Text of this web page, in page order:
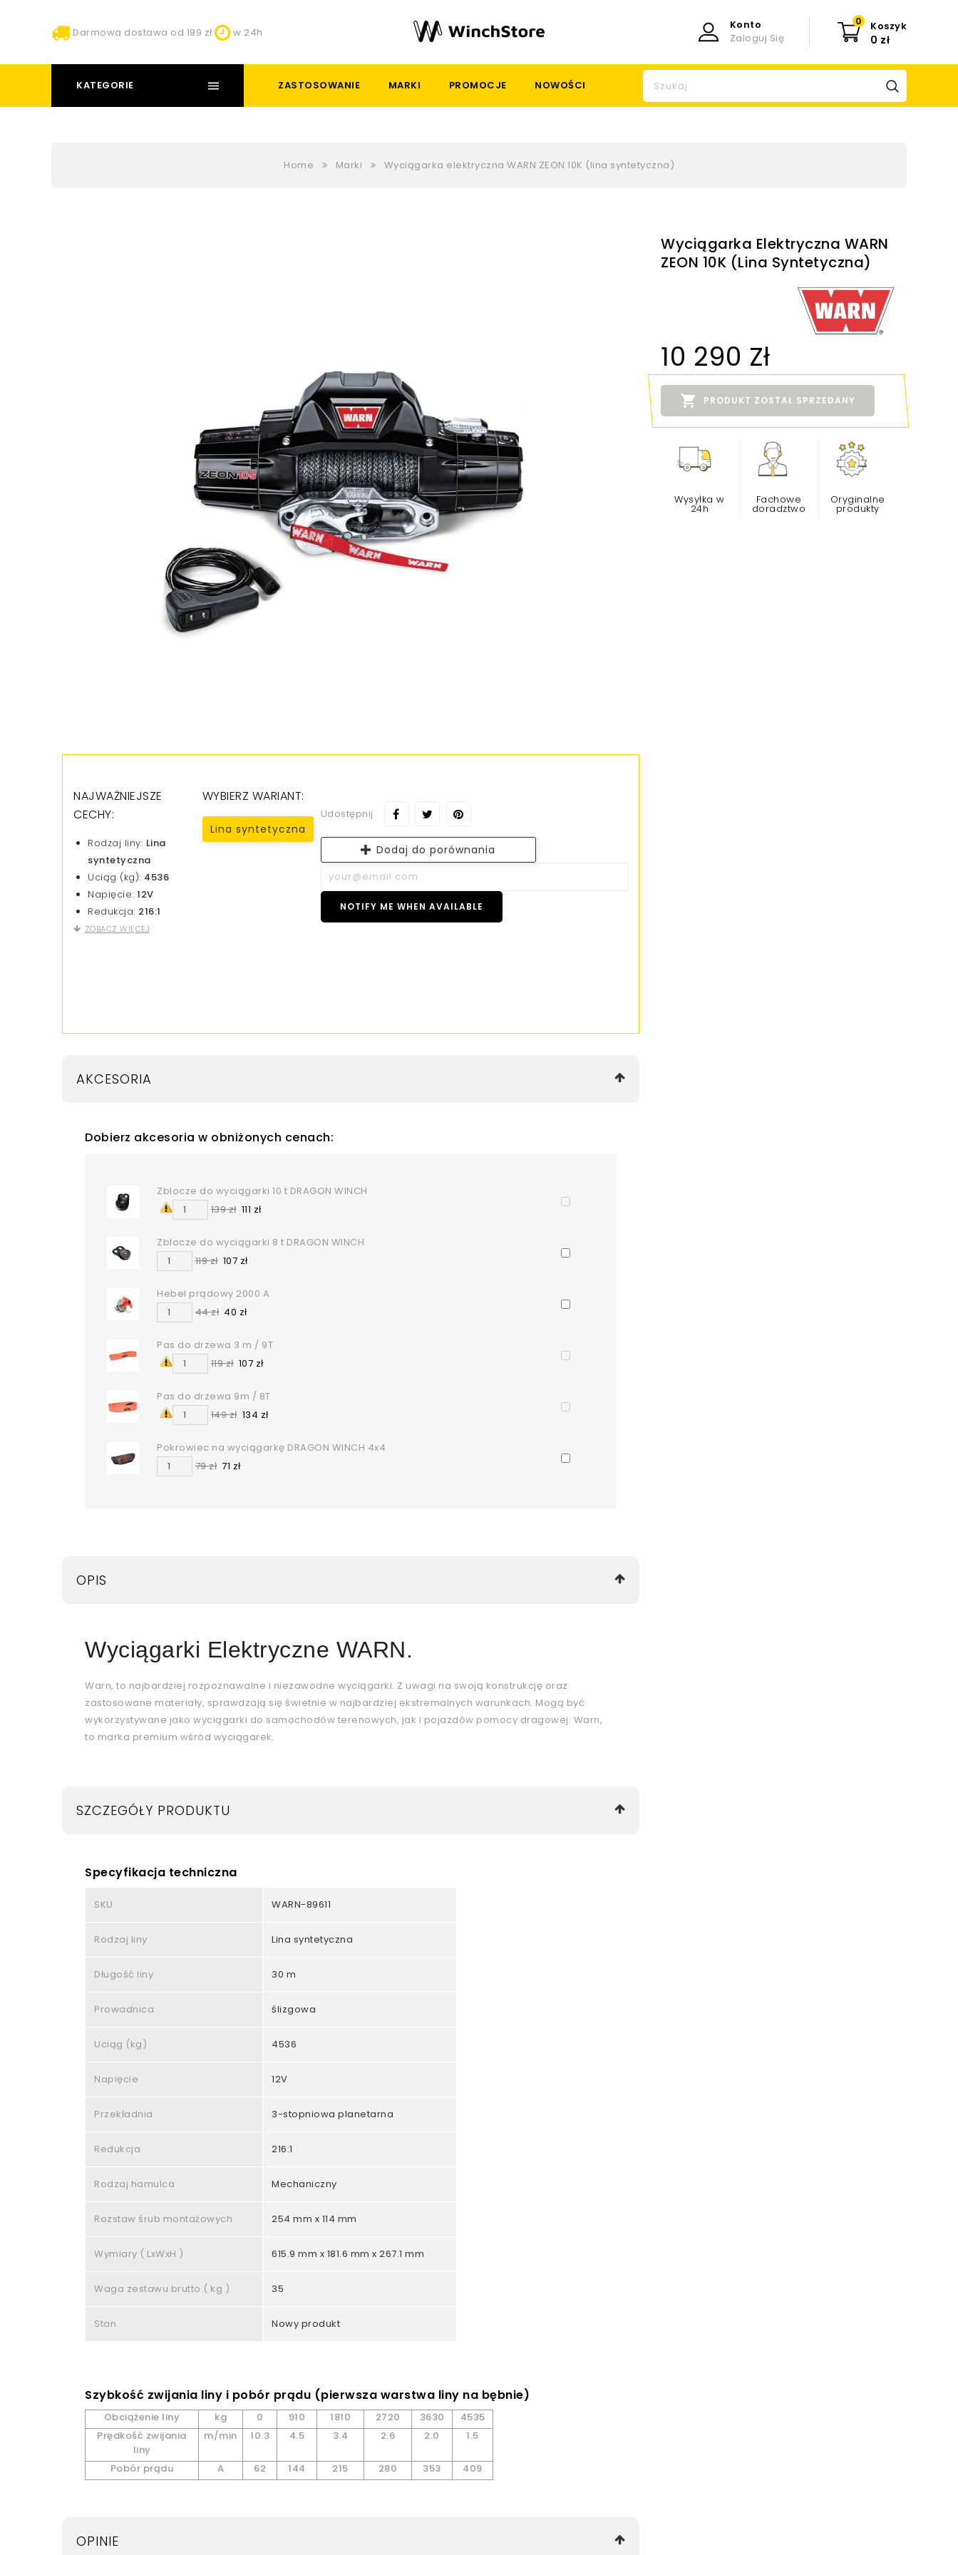
Darmowa dostawa od 199 zł w 24h Koszyk
0
0 zł
Konto
Zaloguj Się
KATEGORIE ZASTOSOWANIE MARKI PROMOCJE NOWOŚCI
Home Marki Wyciągarka elektryczna WARN ZEON 10K (lina syntetyczna)
NAJWAŻNIEJSZE
CECHY:
Rodzaj liny: Lina
syntetyczna
Uciąg (kg): 4536
Napięcie: 12V
Redukcja: 216:1
ZOBACZ WIĘCEJ
WYBIERZ WARIANT:
Lina syntetyczna
Udostępnij
Dodaj do porównania
NOTIFY ME WHEN AVAILABLE
Wyciągarka Elektryczna WARN
ZEON 10K (lina Syntetyczna)
10 290 Zł
 PRODUKT ZOSTAŁ SPRZEDANY
Wysyłka w
24h
Fachowe
doradztwo
Oryginalne
produkty
AKCESORIA
Dobierz akcesoria w obniżonych cenach:
Zblocze do wyciągarki 10 t DRAGON WINCH
139 zł 111 zł
Zblocze do wyciągarki 8 t DRAGON WINCH
119 zł 107 zł
Hebel prądowy 2000 A
44 zł 40 zł
Pas do drzewa 3 m / 9T
119 zł 107 zł
Pas do drzewa 9m / 8T
149 zł 134 zł
Pokrowiec na wyciągarkę DRAGON WINCH 4x4
79 zł 71 zł
OPIS
Wyciągarki Elektryczne WARN.
Warn, to najbardziej rozpoznawalne i niezawodne wyciągarki. Z uwagi na swoją konstrukcję oraz
zastosowane materiały, sprawdzają się świetnie w najbardziej ekstremalnych warunkach. Mogą być
wykorzystywane jako wyciągarki do samochodów terenowych, jak i pojazdów pomocy dragowej. Warn,
to marka premium wśród wyciągarek.
SZCZEGÓŁY PRODUKTU
Specyfikacja techniczna
SKU WARN-89611
Rodzaj liny Lina syntetyczna
Długość liny 30 m
Prowadnica ślizgowa
Uciąg (kg) 4536
Napięcie 12V
Przekładnia 3-stopniowa planetarna
Redukcja 216:1
Rodzaj hamulca Mechaniczny
Rozstaw śrub montażowych 254 mm x 114 mm
Wymiary ( LxWxH ) 615.9 mm x 181.6 mm x 267.1 mm
Waga zestawu brutto ( kg ) 35
Stan Nowy produkt
Szybkość zwijania liny i pobór prądu (pierwsza warstwa liny na bębnie)
Obciążenie liny kg 0 910 1810 2720 3630
4535
Prędkość zwijania
liny
m/min 10.3 4.5 3.4 2.6 2.0 1.5
Pobór prądu A 62 144 215 280 353 409
OPINIE